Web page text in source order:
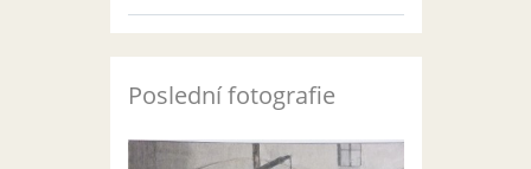
Poslední fotografie